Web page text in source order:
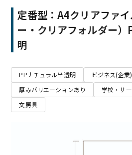
定番型：A4クリアファ
ー・クリアフォルダー
明
PPナチュラル半透明
ビジネス(企業
厚みバリエーションあり
学校・サ
文房具